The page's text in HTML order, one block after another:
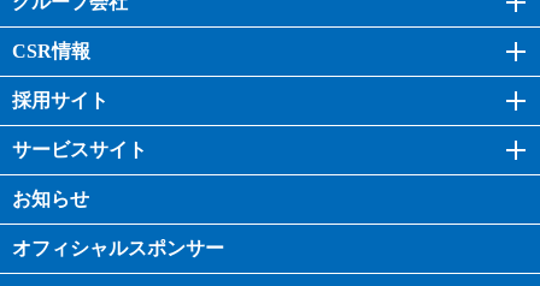
CSR情報
採用サイト
サービスサイト
お知らせ
オフィシャルスポンサー